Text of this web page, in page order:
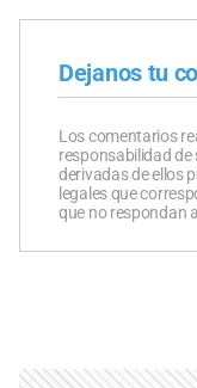
Dejanos tu
Los comentarios
responsabilidad
derivadas de ellos
legales que
que no respondan